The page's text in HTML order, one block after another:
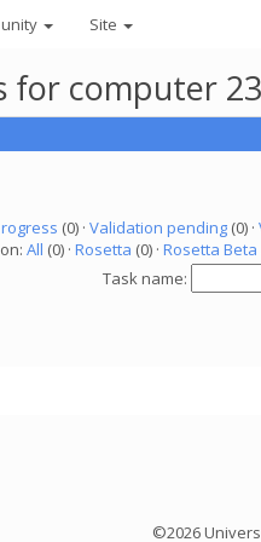
Site
computer
(0) · Validation pending(0) ·
All (0) · Rosetta (0) · Rosetta Beta
Task name:
©2026